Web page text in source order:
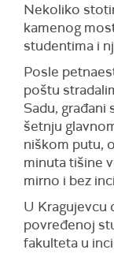
Nekoliko
kamenog
studentima i
Posle
poštu
Sadu, građani
šetnju
niškom putu,
minuta tišine
mirno i bez
U Kragujevcu
povređenoj
fakulteta u